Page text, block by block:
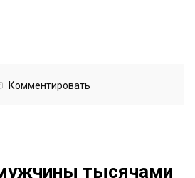
Комментировать
тысячами